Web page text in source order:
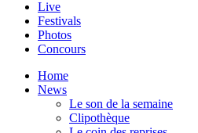
Live
Festivals
Photos
Concours
Home
News
Le son de la semaine
Clipothèque